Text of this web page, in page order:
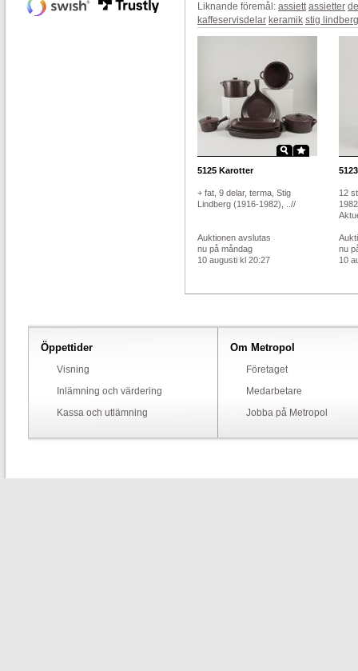
Liknande föremål: assiett assietter
kaffeservisdelar keramik stig lindberg
5125 Karotter
+ fat, 9 delar, terma, Stig
Lindberg (1916-1982), ..//
Auktionen avslutas
nu på måndag
10 augusti kl 20:27
5123
12
nu
10
Öppettider
Visning
Inlämning och värdering
Kassa och utlämning
Om Metropol
Företaget
Medarbetare
Jobba på Metropol